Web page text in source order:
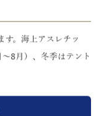
。海上アスレチッ
8月）、冬季はテント